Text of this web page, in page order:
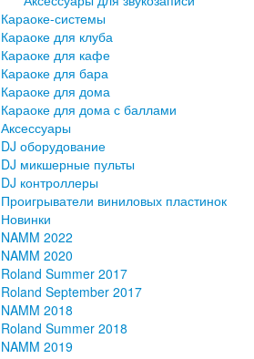
Караоке-системы
Караоке для клуба
Караоке для кафе
Караоке для бара
Караоке для дома
Караоке для дома с баллами
Аксессуары
DJ оборудование
DJ микшерные пульты
DJ контроллеры
Проигрыватели виниловых пластинок
Новинки
NAMM 2022
NAMM 2020
Roland Summer 2017
Roland September 2017
NAMM 2018
Roland Summer 2018
NAMM 2019